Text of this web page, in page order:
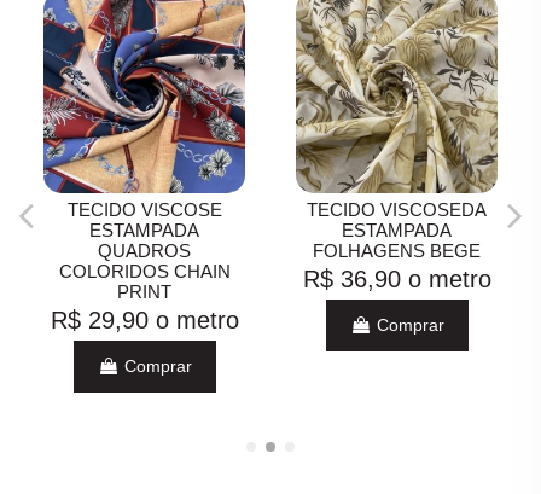
TECIDO VISCOSE
ESTAMPADA
QUADROS
COLORIDOS CHAIN
PRINT
R$ 29,90 o metro
Comprar
TECIDO VISCOSEDA
ESTAMPADA
FOLHAGENS BEGE
R$ 36,90 o metro
Comprar